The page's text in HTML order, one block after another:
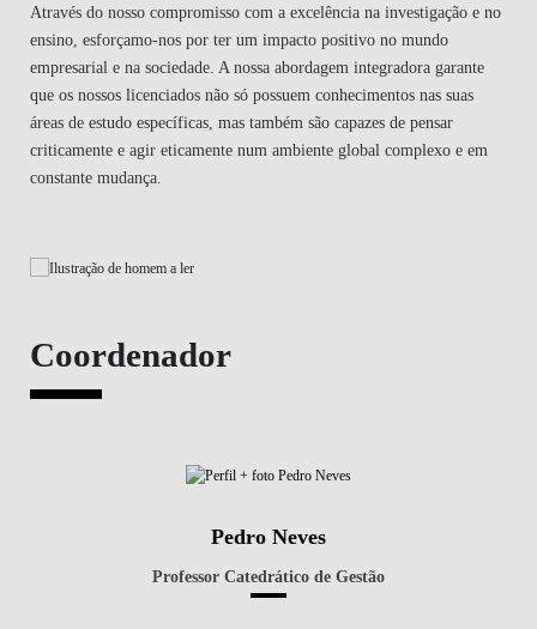
Através do nosso compromisso com a excelência na investigação e no
ensino, esforçamo-nos por ter um impacto positivo no mundo
empresarial e na sociedade. A nossa abordagem integradora garante
que os nossos licenciados não só possuem conhecimentos nas suas
áreas de estudo específicas, mas também são capazes de pensar
criticamente e agir eticamente num ambiente global complexo e em
constante mudança.
Coordenador
Pedro Neves
Professor Catedrático de Gestão